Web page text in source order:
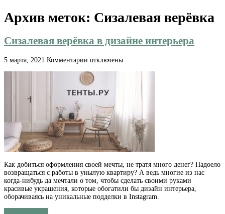
Архив меток: Сизалевая верёвка
Сизалевая верёвка в дизайне интерьера
5 марта, 2021 Комментарии к
Сизалевая
верёвка
в
интерьера
отключены
Как добиться оформления своей мечты, не тратя много денег? Надоело
возвращаться с работы в унылую квартиру? А ведь многие из нас
когда-нибудь да мечтали о том, чтобы сделать своими руками
красивые украшения, которые обогатили бы дизайн интерьера,
оборачиваясь на уникальные подделки в Instagram.